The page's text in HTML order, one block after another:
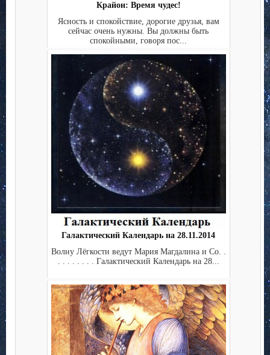
Крайон: Время чудес!
Ясность и спокойствие, дорогие друзья, вам
сейчас очень нужны. Вы должны быть
спокойными, говоря пос...
Галактический Календарь на 28.11.2014
Волну Лёгкости ведут Мария Магдалина и Co. .
. . . . . . . . Галактический Календарь на 28...